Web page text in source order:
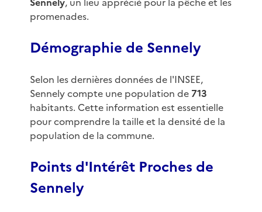
promenades.
Démographie de Sennely
Selon les dernières données de l'INSEE,
Sennely compte une population de 713
habitants. Cette information est essentielle
pour comprendre la taille et la densité de la
population de la commune.
Points d'Intérêt Proches de
Sennely